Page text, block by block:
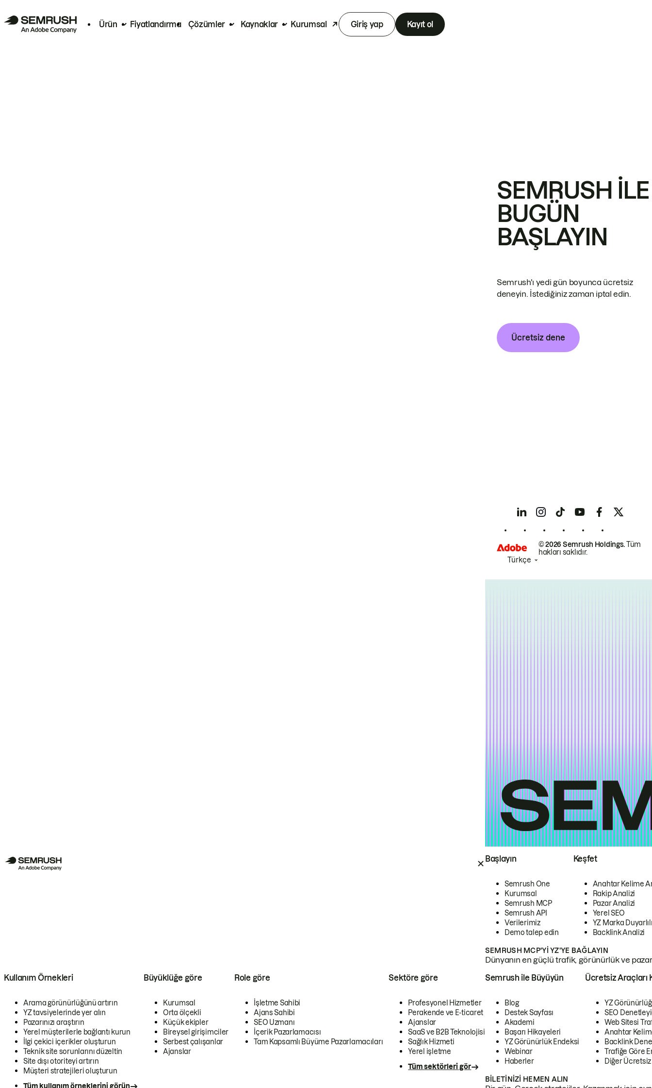
Ürün Fiyatlandırma Çözümler Kaynaklar Kurumsal Giriş yap Kayıt ol
Başlayın
Semrush One
Kurumsal
Semrush MCP
Semrush API
Verilerimiz
Demo talep edin
Keşfet
Anahtar Kelime
Rakip Analizi
Pazar Analizi
Yerel SEO
YZ Marka
Backlink Analizi
SEMRUSH MCP'YI YZ'YE BAĞLAYIN
Dünyanın en güçlü trafik, görünürlük ve
Kullanım Örnekleri
Arama görünürlüğünü artırın
YZ tavsiyelerinde yer alın
Pazarınızı araştırın
Yerel müşterilerle bağlantı kurun
İlgi çekici içerikler oluşturun
Teknik site sorunlarını düzeltin
Site dışı otoriteyi artırın
Müşteri stratejileri oluşturun
Tüm kullanım örneklerini görün
Büyüklüğe göre
Kurumsal
Orta ölçekli
Küçük ekipler
Bireysel girişimciler
Serbest çalışanlar
Ajanslar
Role göre
İşletme Sahibi
Ajans Sahibi
SEO Uzmanı
İçerik Pazarlamacısı
Tam Kapsamlı Büyüme Pazarlamacıları
Sektöre göre
Profesyonel Hizmetler
Perakende ve E-ticaret
Ajanslar
SaaS ve B2B Teknolojisi
Sağlık Hizmeti
Yerel işletme
Tüm sektörleri gör
Semrush ile Büyüyün
Blog
Destek Sayfası
Akademi
Başarı Hikayeleri
YZ Görünürlük Endeksi
Webinar
Haberler
Ücretsiz Araçları
YZ
SEO
Web Sitesi
Anahtar
Backlink
Trafiğe Göre
Diğer
BILETINIZI HEMEN ALIN
SEMRUSH ILE
BUGÜN
BAŞLAYIN
Semrush'ı yedi gün boyunca ücretsiz
deneyin. İstediğiniz zaman iptal edin.
Ücretsiz dene
© 2026 Semrush Holdings.Tüm
hakları saklıdır.
Türkçe